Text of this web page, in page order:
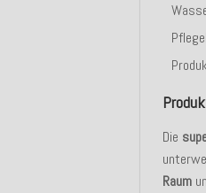
Die
Raum